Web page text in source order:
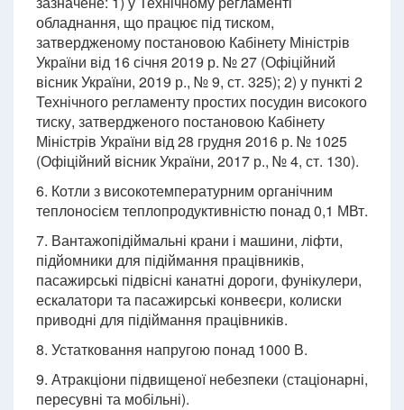
обладнання, що працює під тиском,
затвердженому постановою Кабінету Міністрів
України від 16 січня 2019 р. № 27 (Офіційний
вісник України, 2019 р., № 9, ст. 325); 2) у пункті 2
Технічного регламенту простих посудин високого
тиску, затвердженого постановою Кабінету
Міністрів України від 28 грудня 2016 р. № 1025
(Офіційний вісник України, 2017 р., № 4, ст. 130).
6. Котли з високотемпературним органічним
теплоносієм теплопродуктивністю понад 0,1 МВт.
7. Вантажопідіймальні крани і машини, ліфти,
підйомники для підіймання працівників,
пасажирські підвісні канатні дороги, фунікулери,
ескалатори та пасажирські конвеєри, колиски
приводні для підіймання працівників.
8. Устатковання напругою понад 1000 В.
9. Атракціони підвищеної небезпеки (стаціонарні,
пересувні та мобільні).